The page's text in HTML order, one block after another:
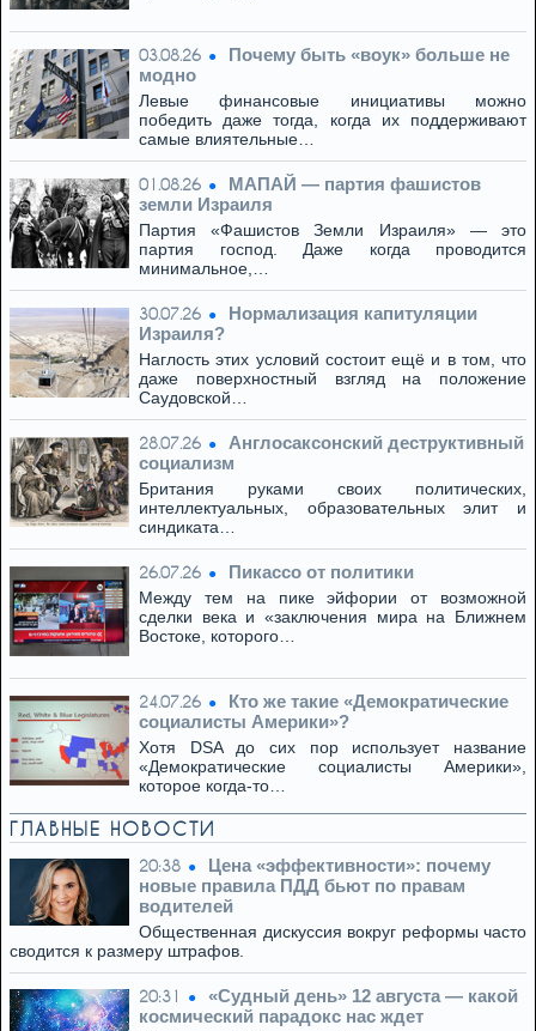
03.08.26
Почему быть «воук» больше не
модно
Левые финансовые инициативы можно
победить даже тогда, когда их поддерживают
самые влиятельные…
01.08.26
МАПАЙ — партия фашистов
земли Израиля
Партия «Фашистов Земли Израиля» — это
партия господ. Даже когда проводится
минимальное,…
30.07.26
Нормализация капитуляции
Израиля?
Наглость этих условий состоит ещё и в том, что
даже поверхностный взгляд на положение
Саудовской…
28.07.26
Англосаксонский деструктивный
социализм
Британия руками своих политических,
интеллектуальных, образовательных элит и
синдиката…
26.07.26 Пикассо от политики
Между тем на пике эйфории от возможной
сделки века и «заключения мира на Ближнем
Востоке, которого…
24.07.26
Кто же такие «Демократические
социалисты Америки»?
Хотя DSA до сих пор использует название
«Демократические социалисты Америки»,
которое когда-то…
ГЛАВНЫЕ НОВОСТИ
20:38
Цена «эффективности»: почему
новые правила ПДД бьют по правам
водителей
Общественная дискуссия вокруг реформы часто
сводится к размеру штрафов.
20:31
«Судный день» 12 августа — какой
космический парадокс нас ждет